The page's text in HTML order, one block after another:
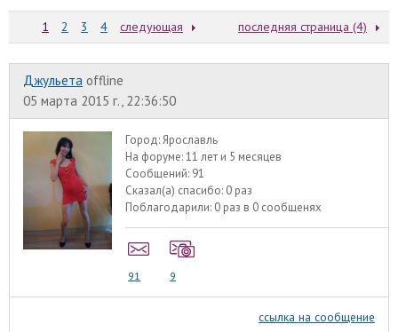
1 2 3 4 следующая последняя страница (4)
Джульета offline
05 марта 2015 г., 22:36:50
Город:Ярославль
На форуме:11 лет и 5 месяцев
Сообщений: 91
Сказал(а) спасибо: 0 раз
Поблагодарили: 0 раз в 0 сообщенях
91 9
ссылка на сообщение